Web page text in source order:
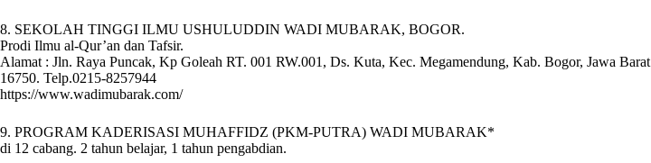
8. SEKOLAH TINGGI ILMU USHULUDDIN WADI MUBARAK, BOGOR.
Prodi Ilmu al-Qur’an dan Tafsir.
Alamat : Jln. Raya Puncak, Kp Goleah RT. 001 RW.001, Ds. Kuta, Kec. Megamendung, Kab. Bogor, Jawa Barat
16750. Telp.0215-8257944
https://www.wadimubarak.com/
9. PROGRAM KADERISASI MUHAFFIDZ (PKM-PUTRA) WADI MUBARAK*
di 12 cabang. 2 tahun belajar, 1 tahun pengabdian.